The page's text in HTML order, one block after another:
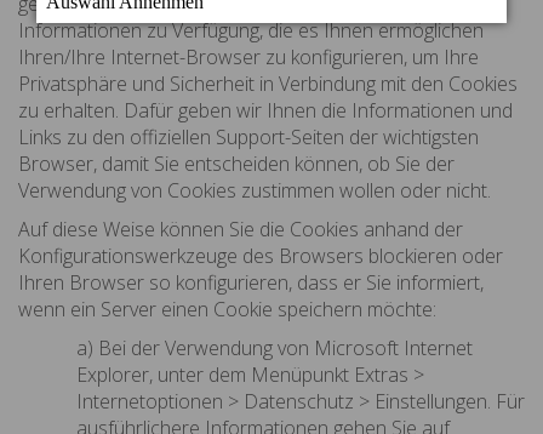
Informationen zu Verfügung, die es Ihnen ermöglichen
Ihren/Ihre Internet-Browser zu konfigurieren, um Ihre
Privatsphäre und Sicherheit in Verbindung mit den Cookies
zu erhalten. Dafür geben wir Ihnen die Informationen und
Links zu den offiziellen Support-Seiten der wichtigsten
Browser, damit Sie entscheiden können, ob Sie der
Verwendung von Cookies zustimmen wollen oder nicht.
Auf diese Weise können Sie die Cookies anhand der
Konfigurationswerkzeuge des Browsers blockieren oder
Ihren Browser so konfigurieren, dass er Sie informiert,
wenn ein Server einen Cookie speichern möchte:
a) Bei der Verwendung von Microsoft Internet
Explorer, unter dem Menüpunkt Extras >
Internetoptionen > Datenschutz > Einstellungen. Für
ausführlichere Informationen gehen Sie auf